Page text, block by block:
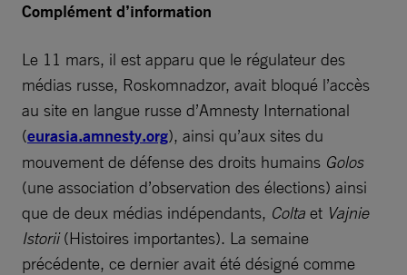
Complément d’information
Le 11 mars, il est apparu que le régulateur des
médias russe, Roskomnadzor, avait bloqué l’accès
au site en langue russe d’Amnesty International
(eurasia.amnesty.org), ainsi qu’aux sites du
mouvement de défense des droits humains Golos
(une association d’observation des élections) ainsi
que de deux médias indépendants, Colta et Vajnie
Istorii(Histoires importantes). La semaine
précédente, ce dernier avait été désigné comme